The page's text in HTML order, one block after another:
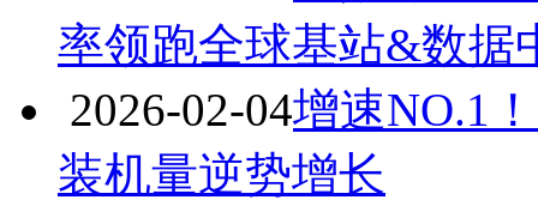
率领跑全球基站&数据
2026-02-04增速NO.1
装机量逆势增长